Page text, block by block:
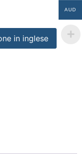
in inglese
AUD